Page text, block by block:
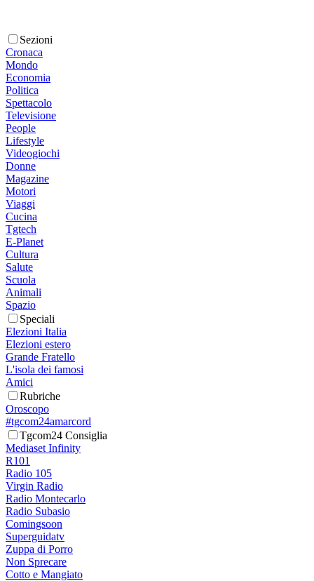
Sezioni
Cronaca
Mondo
Economia
Politica
Spettacolo
Televisione
People
Lifestyle
Videogiochi
Donne
Magazine
Motori
Viaggi
Cucina
Tgtech
E-Planet
Cultura
Salute
Scuola
Animali
Spazio
Speciali
Elezioni Italia
Elezioni estero
Grande Fratello
L'isola dei famosi
Amici
Rubriche
Oroscopo
#tgcom24amarcord
Tgcom24 Consiglia
Mediaset Infinity
R101
Radio 105
Virgin Radio
Radio Montecarlo
Radio Subasio
Comingsoon
Superguidatv
Zuppa di Porro
Non Sprecare
Cotto e Mangiato